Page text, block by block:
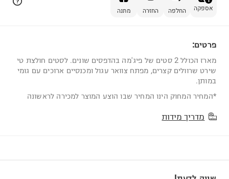
אספקה החלפה החזרה מתנה
פרטים:
מארז הכולל 2 סטים של פיג'מה בהדפסים שונים. לסטים חולצת טי
שירט שרוולים קצרים, מפתח צוואר עגול ומכנסיים ארוכים עם גומי
במותן.
*המחיר המחוק הינו המחיר שבו הוצע המוצר למכירה לראשונה
מדריך מידות